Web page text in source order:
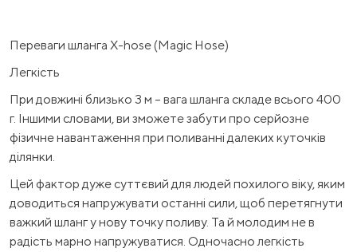
Переваги шланга X-hose (Magic Hose)
Легкість
При довжині близько 3 м – вага шланга складе всього 400
г. Іншими словами, ви зможете забути про серйозне
фізичне навантаження при поливанні далеких куточків
ділянки.
Цей фактор дуже суттєвий для людей похилого віку, яким
доводиться напружувати останні сили, щоб перетягнути
важкий шланг у нову точку поливу. Та й молодим не в
радість марно напружуватися. Одночасно легкість